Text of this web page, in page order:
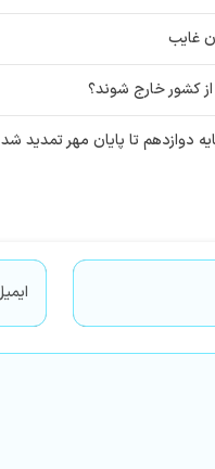
غایب
از کشور خارج شوند؟
دوازدهم تا پایان مهر تمدید شد